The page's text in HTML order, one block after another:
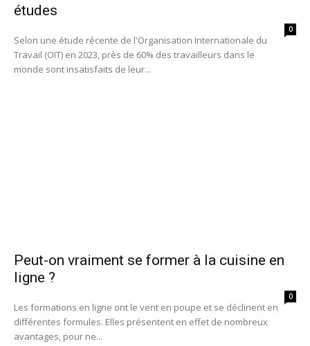
études
0
Selon une étude récente de l'Organisation Internationale du
Travail (OIT) en 2023, près de 60% des travailleurs dans le
monde sont insatisfaits de leur...
Peut-on vraiment se former à la cuisine en
ligne ?
0
Les formations en ligne ont le vent en poupe et se déclinent en
différentes formules. Elles présentent en effet de nombreux
avantages, pour ne...